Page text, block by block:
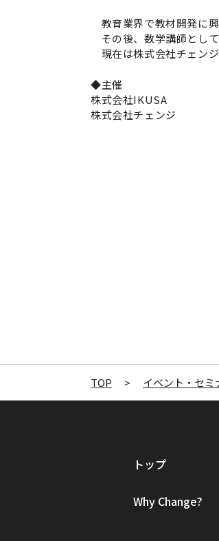
教育業界で教材開発に
その後、数学講師とし
現在は株式会社チェン
◆主催
株式会社IKUSA
株式会社チェンジ
TOP > イベント・セミ
トップ
Why Change?